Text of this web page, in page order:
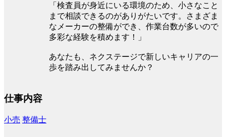
「検査員が身近にいる環境のため、小さなこと
まで相談できるのがありがたいです。さまざま
なメーカーの整備ができ、作業台数が多いので
多彩な経験を積めます！」
あなたも、ネクステージで新しいキャリアの一
歩を踏み出してみませんか？
仕事内容
小売 整備士